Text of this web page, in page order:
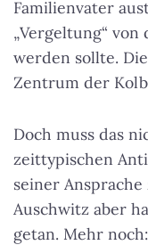
Familienvater
„Vergeltung“
werden sollte.
Zentrum der
Doch muss das
zeittypischen
seiner
Auschwitz aber
getan. Mehr